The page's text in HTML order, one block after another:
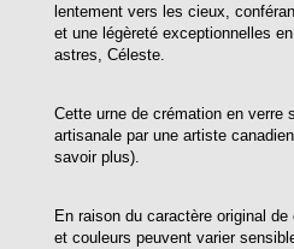
lentement vers les cieux,
et une légèreté exceptionnelles
astres, Céleste.
Cette urne de crémation en verre
artisanale par une artiste
savoir plus).
En raison du caractère original
et couleurs peuvent varier